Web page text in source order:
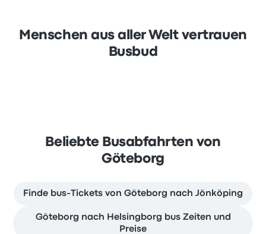
Menschen aus aller Welt vertrauen
Busbud
Beliebte Busabfahrten von
Göteborg
Finde bus-Tickets von Göteborg nach Jönköping
Göteborg nach Helsingborg bus Zeiten und
Preise